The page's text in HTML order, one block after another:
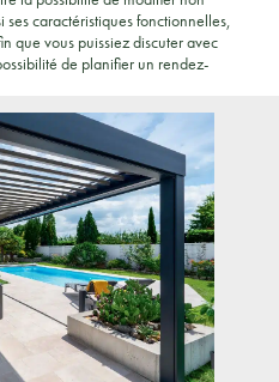
ses caractéristiques fonctionnelles,
que vous puissiez discuter avec
de planifier un rendez-